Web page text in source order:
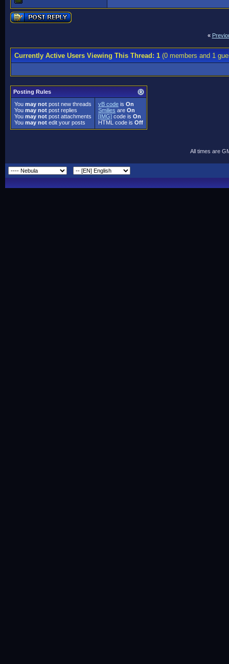
«
Currently Active Users Viewing This Thread: 1(0 members and 1
Posting Rules
You may not post new threads
You may not post replies
You may not post attachments
You may not edit your posts
vB code is On
Smilies are On
[IMG] code is On
HTML code is Off
All times are